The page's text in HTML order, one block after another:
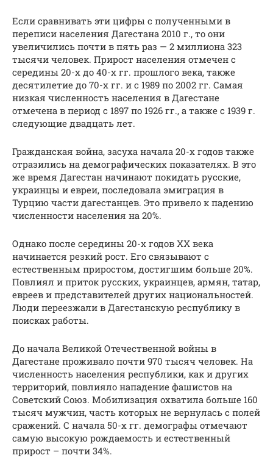
Если сравнивать эти цифры с полученными в
переписи населения Дагестана 2010 г., то они
увеличились почти в пять раз — 2 миллиона 323
тысячи человек. Прирост населения отмечен с
середины 20-х до 40-х гг. прошлого века, также
десятилетие до 70-х гг. и с 1989 по 2002 гг. Самая
низкая численность населения в Дагестане
отмечена в период с 1897 по 1926 гг., а также с 1939 г.
следующие двадцать лет.
Гражданская война, засуха начала 20-х годов также
отразились на демографических показателях. В это
же время Дагестан начинают покидать русские,
украинцы и евреи, последовала эмиграция в
Турцию части дагестанцев. Это привело к падению
численности населения на 20%.
Однако после середины 20-х годов ХХ века
начинается резкий рост. Его связывают с
естественным приростом, достигшим больше 20%.
Повлиял и приток русских, украинцев, армян, татар,
евреев и представителей других национальностей.
Люди переезжали в Дагестанскую республику в
поисках работы.
До начала Великой Отечественной войны в
Дагестане проживало почти 970 тысяч человек. На
численность населения республики, как и других
территорий, повлияло нападение фашистов на
Советский Союз. Мобилизация охватила больше 160
тысяч мужчин, часть которых не вернулась с полей
сражений. С начала 50-х гг. демографы отмечают
самую высокую рождаемость и естественный
прирост – почти 34%.